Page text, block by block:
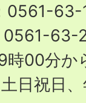
0561-63-
0561-63-
時00分か
日祝日